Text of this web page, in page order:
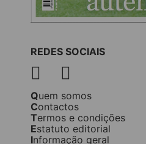
REDES SOCIAIS
Quem somos
Contactos
Termos e condições
Estatuto editorial
Informação geral